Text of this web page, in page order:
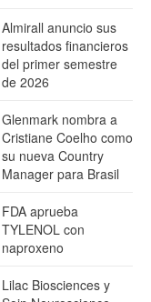
Almirall anuncio sus
resultados financieros
del primer semestre
de 2026
Glenmark nombra a
Cristiane Coelho como
su nueva Country
Manager para Brasil
FDA aprueba
TYLENOL con
naproxeno
Lilac Biosciences y